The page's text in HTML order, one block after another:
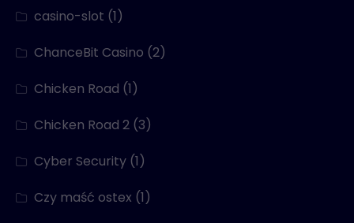
casino-slot (1)
ChanceBit Casino (2)
Chicken Road (1)
Chicken Road 2 (3)
Cyber Security (1)
Czy maść ostex (1)